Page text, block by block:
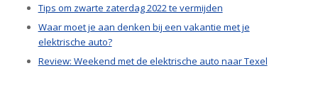
Tips om zwarte zaterdag 2022 te vermijden
Waar moet je aan denken bij een vakantie met je
elektrische auto?
Review: Weekend met de elektrische auto naar Texel